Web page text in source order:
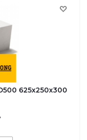
625x250x300